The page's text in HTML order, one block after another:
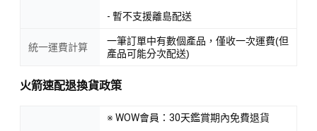
- 暫不支援離島配送
統一運費計算
一筆訂單中有數個產品，僅收一次運費(但
產品可能分次配送)
火箭速配退換貨政策
※ WOW會員：30天鑑賞期內免費退貨